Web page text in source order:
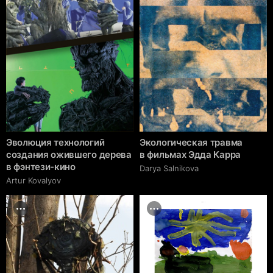
Эволюция технологий
создания ожившего дерева
в фэнтези-кино
Artur Kovalyov
Экологическая травма
в фильмах Эдда Карра
Darya Salnikova